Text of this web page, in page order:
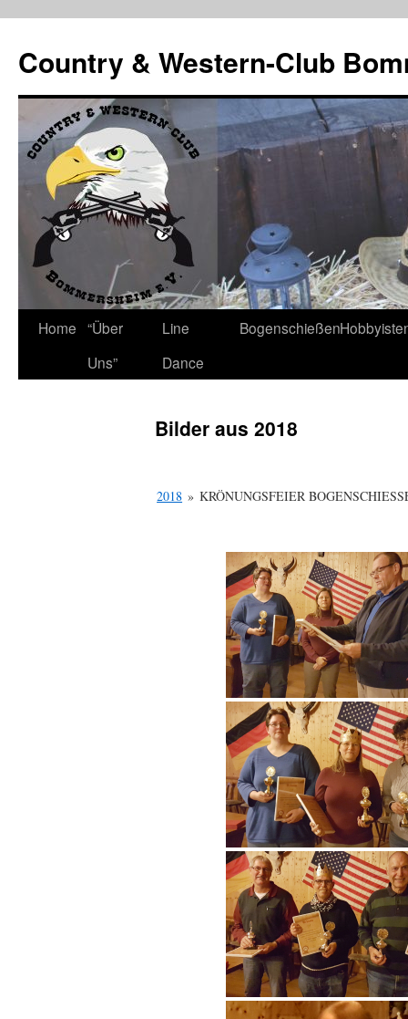
Country & Western-Club
Skip
Home “Über
Uns”
Line
Dance
Bogenschießen
Bilder aus 2018
2018 » KRÖNUNGSFEIER